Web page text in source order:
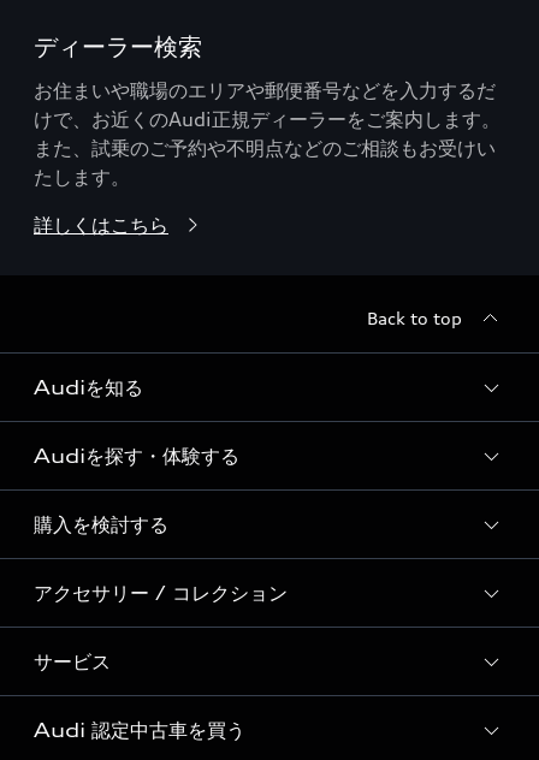
ディーラー検索
お住まいや職場のエリアや郵便番号などを入力するだ
けで、お近くのAudi正規ディーラーをご案内します。
また、試乗のご予約や不明点などのご相談もお受けい
たします。
詳しくはこちら
Back to top
Audiを知る
Audi ブランド
Story of Progress
Audi Sport
Formula 1®
デジタルサービス
Audiを探す・体験する
ディーラー検索
新車在庫検索
試乗車・展示車検索
見積り依頼
試乗予約
購入を検討する
モデル一覧
特別仕様モデル / 限定モデル
e-tronラインアップ
価格シミュレーション
アクセサリー / コレクション
純正アクセサリー
オンラインショップ
サービス
サービス入庫予約
Audi 認定中古車を買う